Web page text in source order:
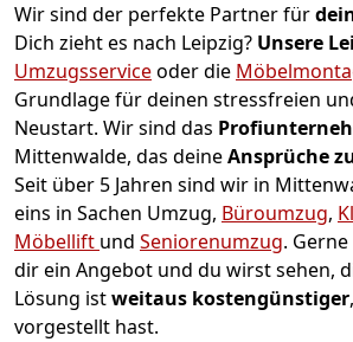
Wir sind der perfekte Partner für
Dich zieht es nach Leipzig? Unsere
Umzugsserviceoder die
Grundlage für deinen stressfreien
Neustart. Wir sind das
Mittenwalde, das deineAnsprüche
Seit über 5 Jahren sind wir in
eins in Sachen Umzug, Büroumzug,
Möbellift und Seniorenumzug.
dir ein Angebot und du wirst sehen,
Lösung istweitaus kostengünstiger
vorgestellt hast.